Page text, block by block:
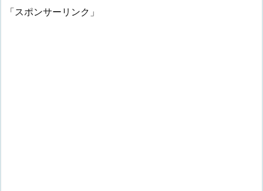
「スポンサーリンク」